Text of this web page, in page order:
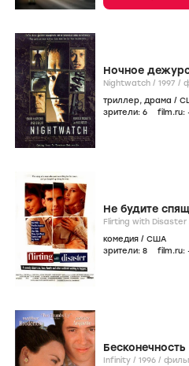
Ночное
Nightwatch / 1997 /
триллер, драма /
зрители: 6 film.ru:
Не будите
комедия / США
зрители: 8 film.ru:
Бесконечность
Infinity / 1996 /